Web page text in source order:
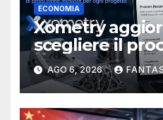
ECONOMIA
Xometry
scegliere il
produttivo più
AGO 6, 2026